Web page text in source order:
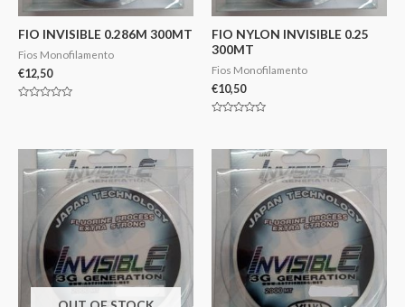
FIO INVISIBLE 0.286M 300MT
Fios Monofilamento
€12,50
FIO NYLON INVISIBLE 0.25
300MT
Fios Monofilamento
€10,50
5